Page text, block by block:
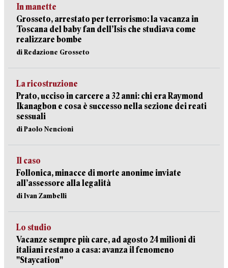
In manette
Grosseto, arrestato per terrorismo: la vacanza in
Toscana del baby fan dell’Isis che studiava come
realizzare bombe
di Redazione Grosseto
La ricostruzione
Prato, ucciso in carcere a 32 anni: chi era Raymond
Ikanagbon e cosa è successo nella sezione dei reati
sessuali
di Paolo Nencioni
Il caso
Follonica, minacce di morte anonime inviate
all’assessore alla legalità
di Ivan Zambelli
Lo studio
Vacanze sempre più care, ad agosto 24 milioni di
italiani restano a casa: avanza il fenomeno
"Staycation"